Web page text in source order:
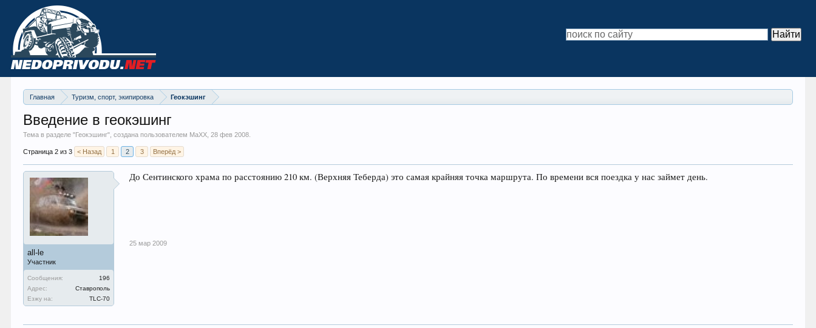
Главная Туризм, спорт, экипировка Геокэшинг
Введение в геокэшинг
Тема в разделе "Геокэшинг", создана пользователем MaXX,28 фев 2008
Страница 2 из 3 < Назад 1 2 3 Вперёд >
all-le
Участник
Сообщения:
196
Адрес:
Ставрополь
Езжу на:
TLC-70
До Сентинского храма по расстоянию 210 км. (Верхняя Теберда) это самая крайняя точка маршрута. По времени вся поездка у нас займет день.
25 мар 2009